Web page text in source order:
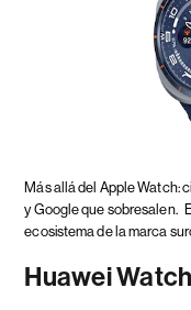
Más allá del Apple Watch:
y Google que sobresalen.
ecosistema de la marca
Huawei